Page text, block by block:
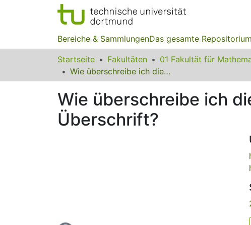
Bereiche & SammlungenDas gesamte Repositorium
Startseite Fakultäten
Wie überschreibe ich diesen Beitrag mit einer aussagefähigen Überschrift?
Wie überschreibe ich
Überschrift?